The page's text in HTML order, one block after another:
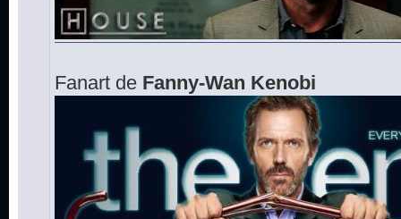
Fanart de Fanny-Wan Kenobi